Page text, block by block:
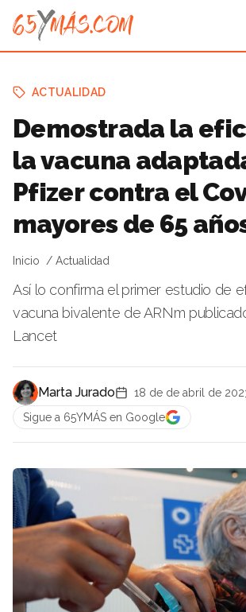
ACTUALIDAD
Demostrada la
la vacuna
Pfizer contra el
mayores de 65
Inicio Actualidad
Así lo confirma el primer estudio de
vacuna bivalente de ARNm
Lancet
Marta Jurado
18 de de abril de
Sigue a 65YMÁS en Google